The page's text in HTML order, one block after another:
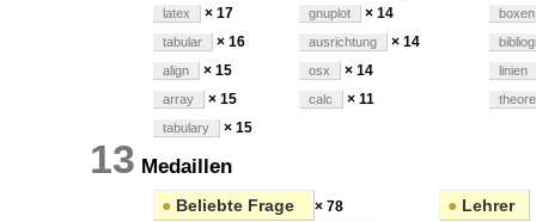
latex × 17
tabular × 16
align × 15
array × 15
tabulary × 15
gnuplot × 14
ausrichtung × 14
osx × 14
calc × 11
boxen
linien
13 Medaillen
● Beliebte Frage × 78 ● Lehrer